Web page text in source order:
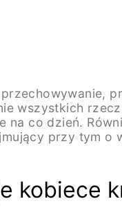
wszystkich
co dzień.
przy tym
kobiece